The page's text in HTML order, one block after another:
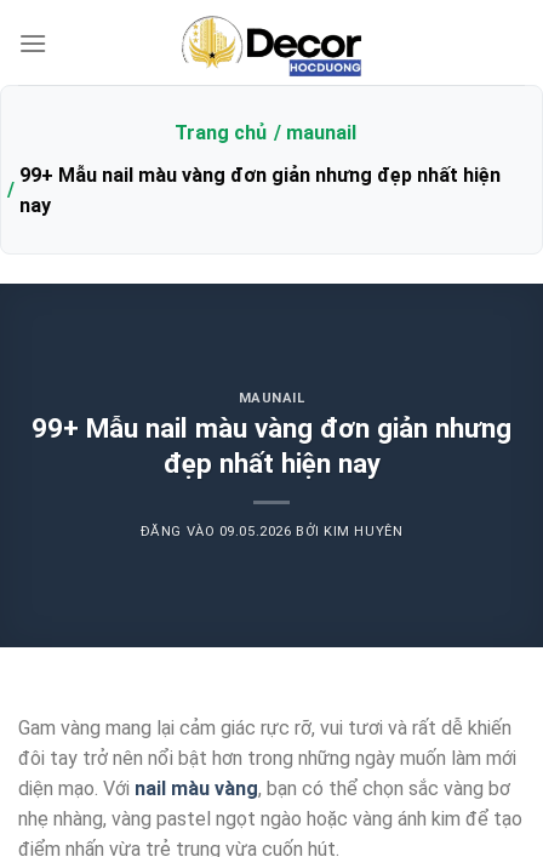
qua
Trang chủ
maunail
99+ Mẫu nail màu vàng đơn giản nhưng đẹp nhất hiện
nay
MAUNAIL
99+ Mẫu nail màu vàng đơn giản nhưng
đẹp nhất hiện nay
ĐĂNG VÀO 09.05.2026 BỞI KIM HUYÊN
Gam vàng mang lại cảm giác rực rỡ, vui tươi và rất dễ khiến
đôi tay trở nên nổi bật hơn trong những ngày muốn làm mới
diện mạo. Với nail màu vàng, bạn có thể chọn sắc vàng bơ
nhẹ nhàng, vàng pastel ngọt ngào hoặc vàng ánh kim để tạo
điểm nhấn vừa trẻ trung vừa cuốn hút.